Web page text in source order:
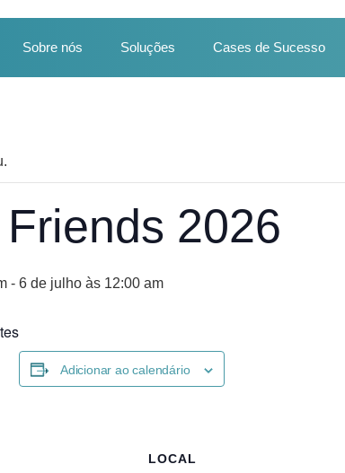
Sobre nós Soluções Cases de Sucesso
2026
- 6 de julho às 12:00 am
Adicionar ao calendário
LOCAL